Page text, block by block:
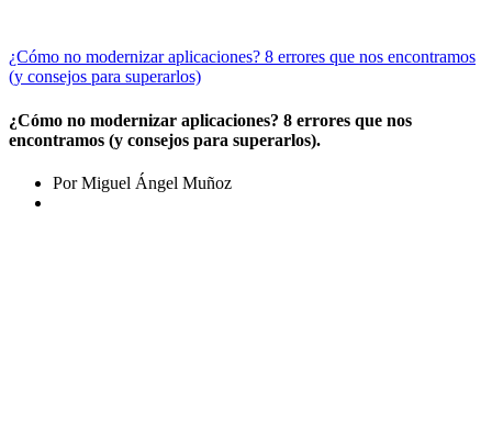
¿Cómo no modernizar aplicaciones? 8 errores que nos encontramos
(y consejos para superarlos)
¿Cómo no modernizar aplicaciones? 8 errores que nos
encontramos (y consejos para superarlos).
Por Miguel Ángel Muñoz